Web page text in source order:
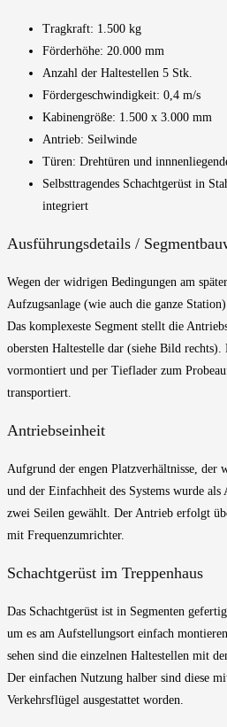
Tragkraft: 1.500 kg
Förderhöhe: 20.000 mm
Anzahl der Haltestellen 5 Stk.
Fördergeschwindigkeit: 0,4 m/s
Kabinengröße: 1.500 x 3.000 mm
Antrieb: Seilwinde
Türen: Drehtüren und
Selbsttragendes Schachtgerüst in
integriert
Ausführungsdetails /
Wegen der widrigen Bedingungen am
Aufzugsanlage (wie auch die ganze
Das komplexeste Segment stellt die
obersten Haltestelle dar (siehe Bild
vormontiert und per Tieflader zum
transportiert.
Antriebseinheit
Aufgrund der engen Platzverhältnisse, der
und der Einfachheit des Systems wurde
zwei Seilen gewählt. Der Antrieb erfolgt
mit Frequenzumrichter.
Schachtgerüst im Treppenhaus
Das Schachtgerüst ist in Segmenten
um es am Aufstellungsort einfach
sehen sind die einzelnen Haltestellen mit
Der einfachen Nutzung halber sind diese
Verkehrsflügel ausgestattet worden.